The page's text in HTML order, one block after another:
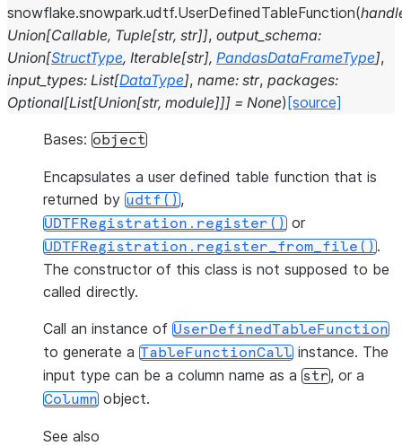
snowflake.snowpark.udtf.UserDefinedTableFunction(
Union[Callable, Tuple[str, str]], output_schema:
Union[StructType, Iterable[str], PandasDataFrameType],
input_types: List[DataType], name: str, packages:
Optional[List[Union[str, module]]] = None) [source]
Bases: object
Encapsulates a user defined table function that is
returned by udtf(),
UDTFRegistration.register() or
UDTFRegistration.register_from_file().
The constructor of this class is not supposed to be
called directly.
Call an instance of UserDefinedTableFunction
to generate a TableFunctionCall instance. The
input type can be a column name as a str, or a
Column object.
See also